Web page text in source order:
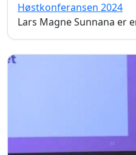
Høstkonferansen 2024